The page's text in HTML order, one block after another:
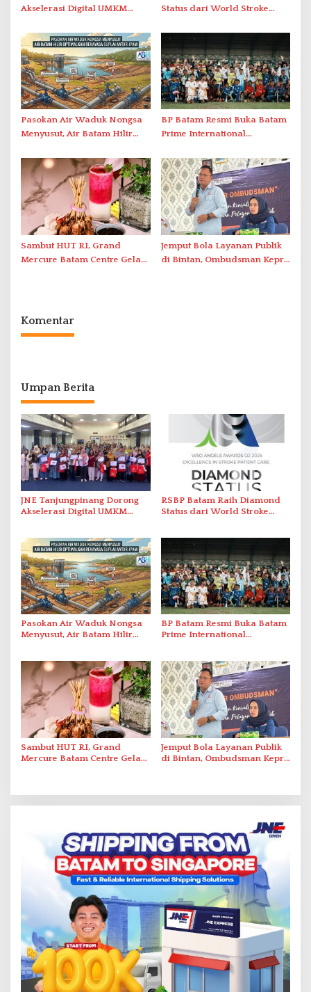
Akselerasi Digital UMKM
2026
Status dari World Stroke
Penanganan Stroke
Berstandar Internasional
Pasokan Air Waduk Nongsa
Menyusut, Air Batam Hilir
Antar-IPAM
BP Batam Resmi Buka Batam
Prime International
2026 di Stadion Temenggung
Abdul Jamal
Sambut HUT RI, Grand
Mercure Batam Centre Gelar
Jemput Bola Layanan Publik
di Bintan, Ombudsman Kepri
Komentar
Umpan Berita
JNE Tanjungpinang Dorong
Akselerasi Digital UMKM
RSBP Batam Raih Diamond
Status dari World Stroke
Berstandar Internasional
Pasokan Air Waduk Nongsa
Menyusut, Air Batam Hilir
BP Batam Resmi Buka Batam
Prime International
Abdul Jamal
Sambut HUT RI, Grand
Mercure Batam Centre Gelar
Jemput Bola Layanan Publik
di Bintan, Ombudsman Kepri